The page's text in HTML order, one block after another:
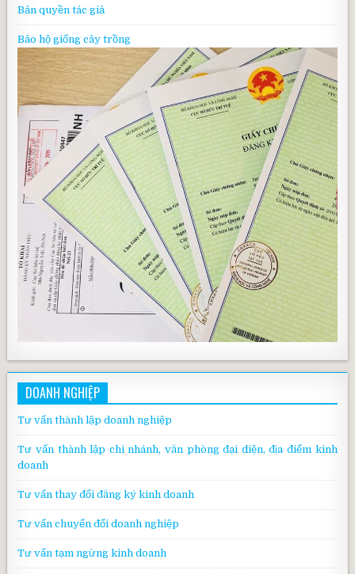
Bản quyền tác giả
Bảo hộ giống cây trồng
DOANH NGHIỆP
Tư vấn thành lập doanh nghiệp
Tư vấn thành lập chi nhánh, văn phòng đại diện, địa điểm kinh
doanh
Tư vấn thay đổi đăng ký kinh doanh
Tư vấn chuyển đổi doanh nghiệp
Tư vấn tạm ngừng kinh doanh